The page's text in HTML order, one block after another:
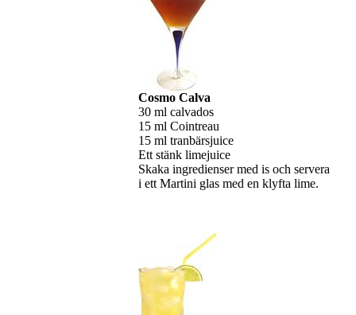
Cosmo Calva
30 ml calvados
15 ml Cointreau
15 ml tranbärsjuice
Ett stänk limejuice
Skaka ingredienser med is och servera
i ett Martini glas med en klyfta lime.